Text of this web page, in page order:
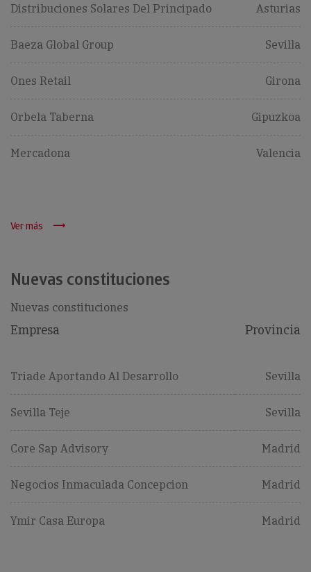
Distribuciones Solares Del Principado Asturias
Baeza Global Group Sevilla
Ones Retail Girona
Orbela Taberna Gipuzkoa
Mercadona Valencia
Ver más
Nuevas constituciones
Nuevas constituciones
Empresa Provincia
Triade Aportando Al Desarrollo Sevilla
Sevilla Teje Sevilla
Core Sap Advisory Madrid
Negocios Inmaculada Concepcion Madrid
Ymir Casa Europa Madrid